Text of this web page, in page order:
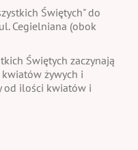
Świętych" do
Cegielniana (obok
Świętych zaczynają
kwiatów żywych i
od ilości kwiatów i